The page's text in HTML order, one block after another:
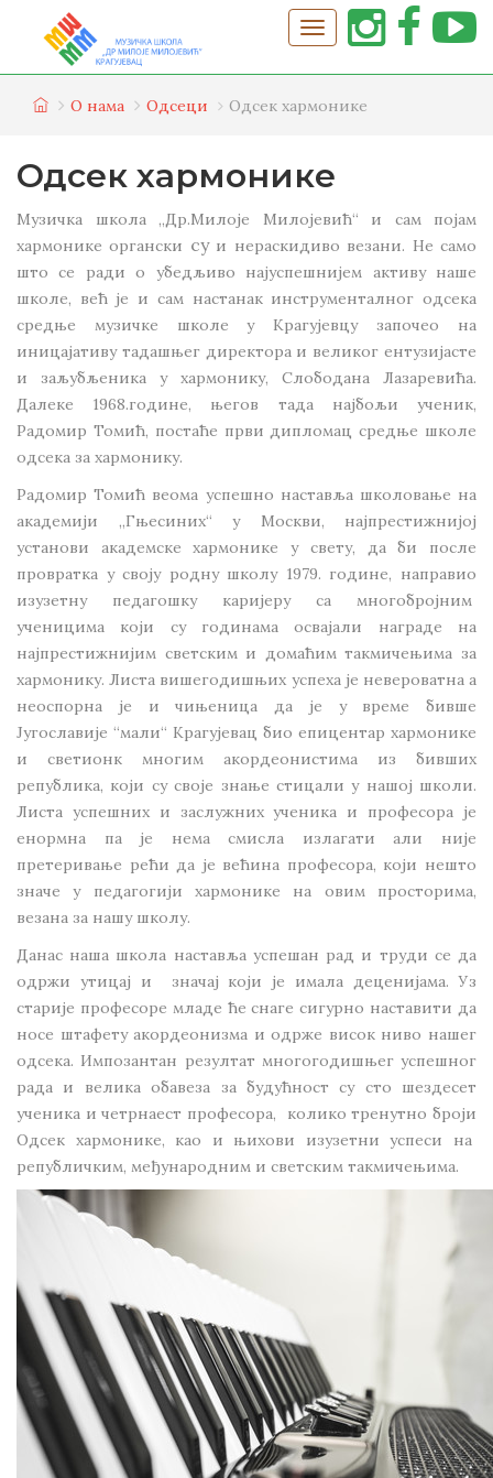
О нама Одсеци Одсек хармонике
Одсек хармонике
Музичка школа „Др.Милоје Милојевић“ и сам појам
хармонике органски су и нераскидиво везани. Не само
што се ради о убедљиво најуспешнијем активу наше
школе, већ је и сам настанак инструменталног одсека
средње музичке школе у Крагујевцу започео на
иницајативу тадашњег директора и великог ентузијасте
и заљубљеника у хармонику, Слободана Лазаревића.
Далеке 1968.године, његов тада најбољи ученик,
Радомир Томић, постаће први дипломац средње школе
одсека за хармонику.
Радомир Томић веома успешно наставља школовање на
академији „Гњесиних“ у Москви, најпрестижнијој
установи академске хармонике у свету, да би после
провратка у своју родну школу 1979. године, направио
изузетну педагошку каријеру са многобројним
ученицима који су годинама освајали награде на
најпрестижнијим светским и домаћим такмичењима за
хармонику. Листа вишегодишњих успеха је невероватна а
неоспорна је и чињеница да је у време бивше
Југославије “мали“ Крагујевац био епицентар хармонике
и светионк многим акордеонистима из бивших
република, који су своје знање стицали у нашој школи.
Листа успешних и заслужних ученика и професора је
енормна па је нема смисла излагати али није
претеривање рећи да је већина професора, који нешто
значе у педагогији хармонике на овим просторима,
везана за нашу школу.
Данас наша школа наставља успешан рад и труди се да
одржи утицај и значај који је имала деценијама. Уз
старије професоре младе ће снаге сигурно наставити да
носе штафету акордеонизма и одрже висок ниво нашег
одсека. Импозантан резултат многогодишњег успешног
рада и велика обавеза за будућност су сто шездесет
ученика и четрнаест професора, колико тренутно броји
Одсек хармонике, као и њихови изузетни успеси на
републичким, међународним и светским такмичењима.